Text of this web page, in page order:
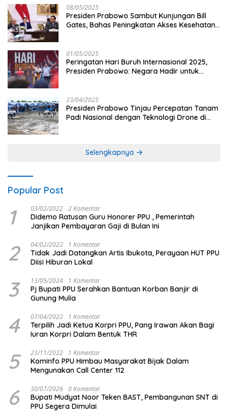
08/05/2025
Presiden Prabowo Sambut Kunjungan Bill
Gates, Bahas Peningkatan Akses Kesehatan
01/05/2025
Peringatan Hari Buruh Internasional 2025,
Presiden Prabowo: Negara Hadir untuk
23/04/2025
Presiden Prabowo Tinjau Percepatan Tanam
Padi Nasional dengan Teknologi Drone di
Selengkapnya
Popular Post
1 03/02/2022 2 Komentar
Didemo Ratusan Guru Honorer PPU , Pemerintah
Janjikan Pembayaran Gaji di Bulan Ini
2 04/02/2022 1 Komentar
Tidak Jadi Datangkan Artis Ibukota, Perayaan HUT PPU
Diisi Hiburan Lokal
3 13/05/2024 1 Komentar
Pj Bupati PPU Serahkan Bantuan Korban Banjir di
Gunung Mulia
4 07/04/2022 1 Komentar
Terpilih Jadi Ketua Korpri PPU, Pang Irawan Akan Bagi
Iuran Korpri Dalam Bentuk THR
5 23/11/2022 1 Komentar
Kominfo PPU Himbau Masyarakat Bijak Dalam
Mengunakan Call Center 112
6 30/07/2026 0 Komentar
Bupati Mudyat Noor Teken BAST, Pembangunan SNT di
PPU Segera Dimulai